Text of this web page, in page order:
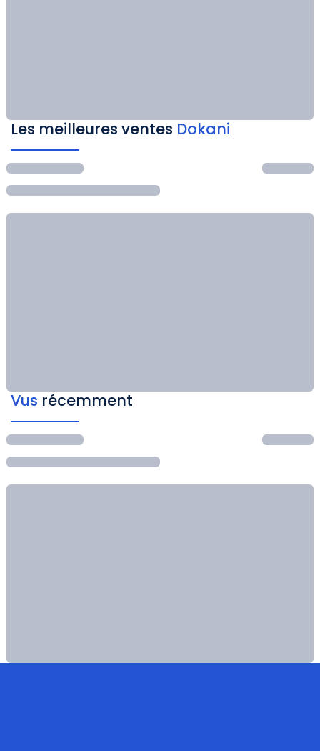
Les meilleures ventes Dokani
Vus récemment